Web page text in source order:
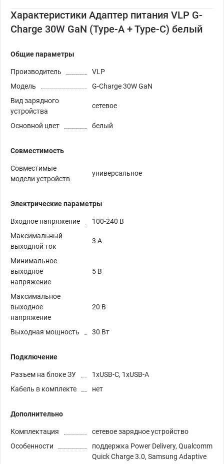
Характеристики Адаптер питания VLP G-
Charge 30W GaN (Type-A + Type-C) белый
Общие параметры
Производитель
VLP
Модель
G-Charge 30W GaN
Вид зарядного
устройства
сетевое
Основной цвет белый
Совместимость
Совместимые
модели устройств
универсальное
Электрические параметры
Входное напряжение
100-240 В
Максимальный
выходной ток
3 А
Минимальное
выходное
напряжение
5 В
Максимальное
выходное
напряжение
20 В
Выходная мощность 30 Вт
Подключение
Разъем на блоке ЗУ
1xUSB-C, 1xUSB-A
Кабель в комплекте
нет
Дополнительно
Комплектация
сетевое зарядное устройство
Особенности
поддержка Power Delivery, Qualcomm
Quick Charge 3.0, Samsung Adaptive